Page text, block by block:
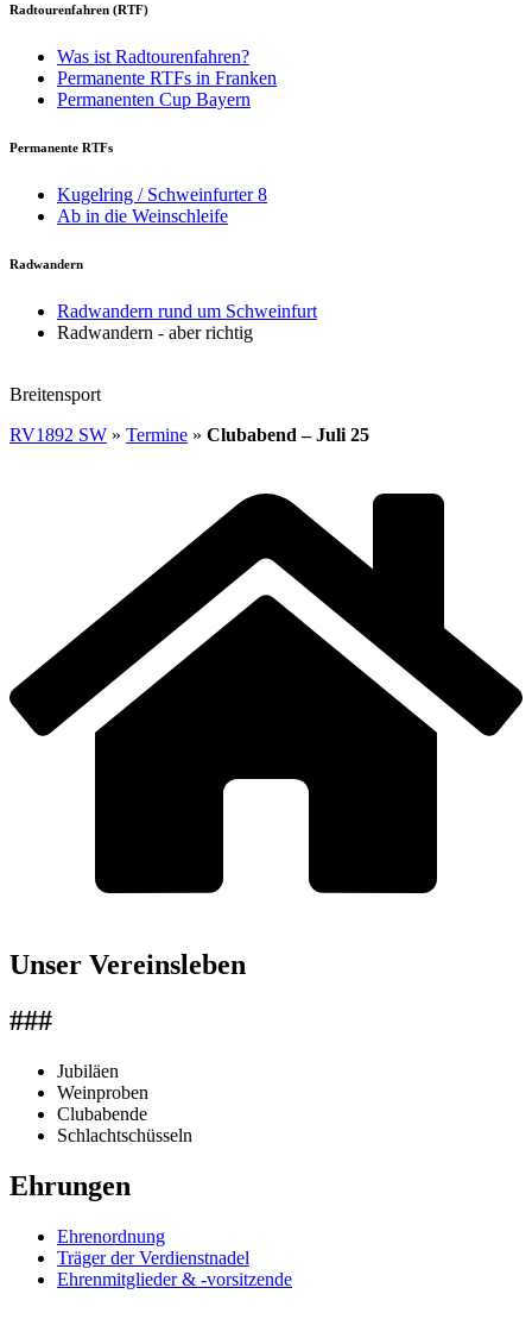
Radtourenfahren (RTF)
Was ist Radtourenfahren?
Permanente RTFs in Franken
Permanenten Cup Bayern
Permanente RTFs
Kugelring / Schweinfurter 8
Ab in die Weinschleife
Radwandern
Radwandern rund um Schweinfurt
Radwandern - aber richtig
Breitensport
RV1892 SW » Termine » Clubabend – Juli 25
Unser Vereinsleben
###
Jubiläen
Weinproben
Clubabende
Schlachtschüsseln
Ehrungen
Ehrenordnung
Träger der Verdienstnadel
Ehrenmitglieder & -vorsitzende